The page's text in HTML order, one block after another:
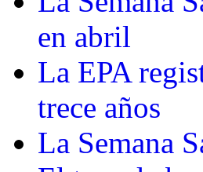
en abril
La EPA
trece años
La Semana